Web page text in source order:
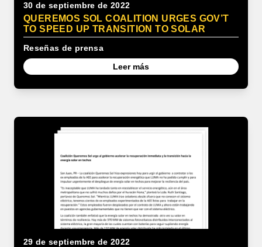
30 de septiembre de 2022
QUEREMOS SOL COALITION URGES GOV’T
TO SPEED UP TRANSITION TO SOLAR
Reseñas de prensa
Leer más
29 de septiembre de 2022